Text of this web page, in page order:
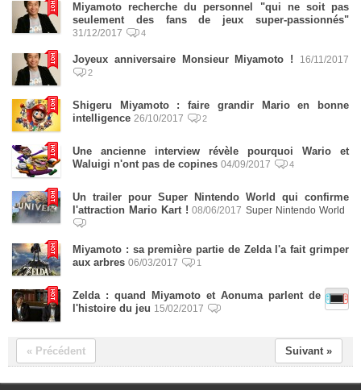
Miyamoto recherche du personnel "qui ne soit pas
seulement des fans de jeux super-passionnés"
31/12/2017 4
Joyeux anniversaire Monsieur Miyamoto ! 16/11/2017
2
Shigeru Miyamoto : faire grandir Mario en bonne
intelligence 26/10/2017 2
Une ancienne interview révèle pourquoi Wario et
Waluigi n'ont pas de copines 04/09/2017 4
Un trailer pour Super Nintendo World qui confirme
l'attraction Mario Kart ! 08/06/2017 Super Nintendo World
Miyamoto : sa première partie de Zelda l'a fait grimper
aux arbres 06/03/2017 1
Zelda : quand Miyamoto et Aonuma parlent de
l'histoire du jeu 15/02/2017
« Précédent Suivant »